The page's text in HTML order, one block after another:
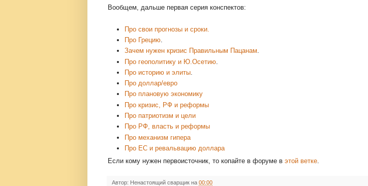
Вообщем, дальше первая серия конспектов:
Про свои прогнозы и сроки.
Про Грецию
Зачем нужен кризис Правильным Пацанам.
Про геополитику и Ю.Осетию
Про историю и элиты
Про доллар/евро
Про плановую экономику
Про кризис, РФ и реформы
Про патриотизм и цели
Про РФ, власть и реформы
Про механизм гипера
Про ЕС и ревальвацию доллара
Если кому нужен первоисточник, то копайте в форуме в этой ветке
Автор: Ненастоящий сварщик на 00:00